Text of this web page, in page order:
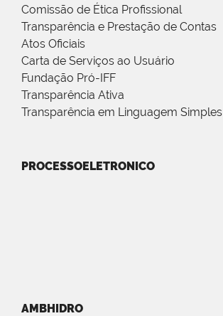
Comissão de Ética Profissional
Transparência e Prestação de Contas
Atos Oficiais
Carta de Serviços ao Usuário
Fundação Pró-IFF
Transparência Ativa
Transparência em Linguagem Simples
PROCESSOELETRONICO
AMBHIDRO